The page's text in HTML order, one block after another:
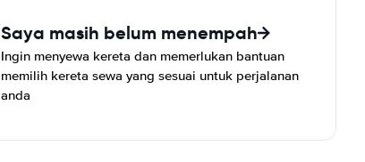
Saya masih belum menempah
Ingin menyewa kereta dan memerlukan bantuan
memilih kereta sewa yang sesuai untuk perjalanan
anda